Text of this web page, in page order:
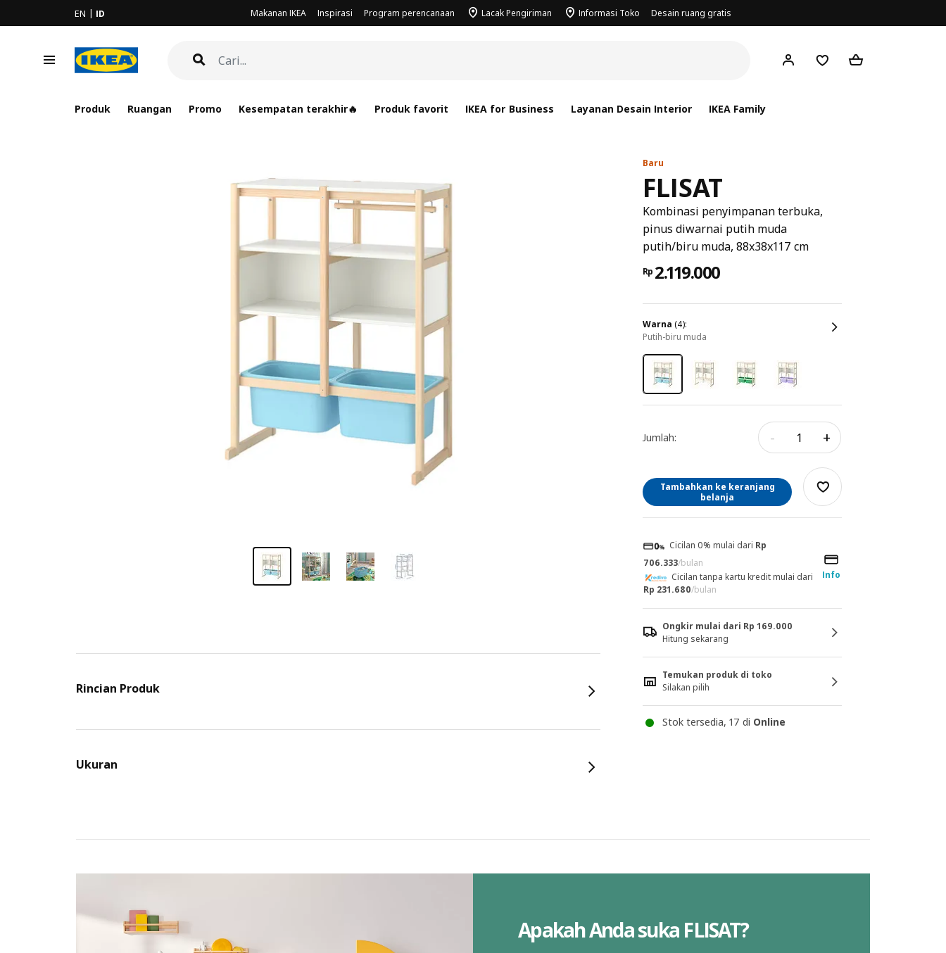
EN ID Makanan IKEA Inspirasi Program perencanaan Lacak Pengiriman Informasi Toko Desain ruang gratis
Produk Ruangan Promo Kesempatan terakhir🔥 Produk favorit IKEA for Business Layanan Desain Interior IKEA Family
Baru
FLISAT
Kombinasi penyimpanan terbuka,
pinus diwarnai putih muda
putih/biru muda, 88x38x117 cm
Rp 2.119.000
warna (4):
putih-biru muda
Jumlah: - +
Tambahkan ke keranjang
belanja
Cicilan 0% mulai dari Rp
706.333/bulan
Info
Cicilan tanpa kartu kredit mulai dari
Rp 231.680/bulan
Ongkir mulai dari Rp 169.000
Hitung sekarang
Temukan produk di toko
Silakan pilih
Stok tersedia, 17 di Online
Rincian Produk
Ukuran
Apakah Anda suka FLISAT?